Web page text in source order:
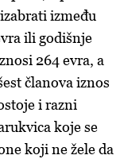
između
ili godišnje
264 evra, a
članova iznos
i razni
koje se
koji ne žele da